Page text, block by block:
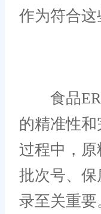
作为符合这
食品
的精准性
过程中，原
批次号、
录至关重要